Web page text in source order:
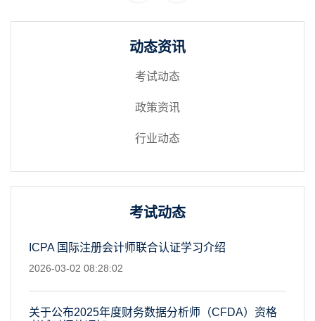
动态资讯
考试动态
政策资讯
行业动态
考试动态
ICPA 国际注册会计师联合认证学习介绍
2026-03-02 08:28:02
关于公布2025年度财务数据分析师（CFDA）资格